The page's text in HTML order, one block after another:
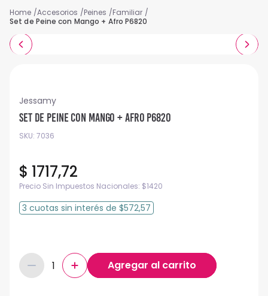
Accesorios Peines
Familiar
Set de Peine con Mango + Afro P6820
Jessamy
Set de Peine con Mango + Afro P6820
SKU: 7036
$ 1717,72
Precio Sin Impuestos Nacionales: $1420
3 cuotas sin interés de $572,57